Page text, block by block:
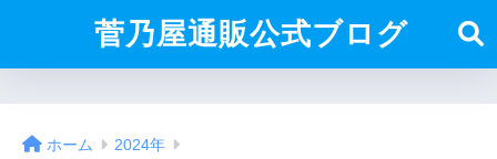
菅乃屋通販公式ブログ
ホーム 2024年